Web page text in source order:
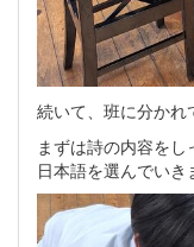
続いて、班に分かれ
まずは詩の内容を
日本語を選んでい